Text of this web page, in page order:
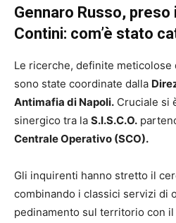
Gennaro Russo,
Contini: com’è stato
Le ricerche, definite
sono state coordinate dalla
Antimafia di Napoli. Cruciale si
sinergico tra la S.I.S.C.O.
Centrale Operativo (SCO).
Gli inquirenti hanno stretto il
combinando i classici servizi di
pedinamento sul territorio con